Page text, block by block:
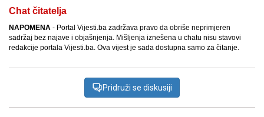
Chat čitatelja
NAPOMENA - Portal Vijesti.ba zadržava pravo da obriše neprimjeren
sadržaj bez najave i objašnjenja. Mišljenja iznešena u chatu nisu stavovi
redakcije portala Vijesti.ba. Ova vijest je sada dostupna samo za čitanje.
Pridruži se diskusiji